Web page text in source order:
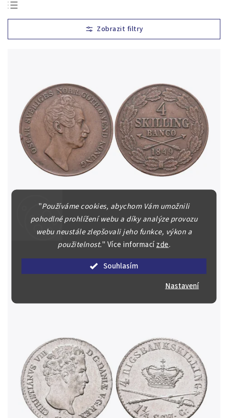
"Používáme cookies, abychom Vám umožnili
pohodlné prohlížení webu a díky analýze provozu
webu neustále zlepšovali jeho funkce, výkon a
použitelnost." Více informacízde.
Souhlasím
Nastavení
Nejlevnější
Nejdražší
Chronologicky
Švédsko, 4 Šilink 1849
1 200 Kč
Švédsko, Oskar I., 1844 - 1859 4 Skilling Banco 1849,
pěkná zachovalost, patina, rysky a hranky
Skladem (1 ks)